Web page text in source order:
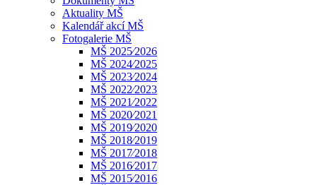
Aktuality MŠ
Kalendář akcí MŠ
Fotogalerie MŠ
MŠ 2025⁄2026
MŠ 2024⁄2025
MŠ 2023⁄2024
MŠ 2022⁄2023
MŠ 2021⁄2022
MŠ 2020⁄2021
MŠ 2019⁄2020
MŠ 2018⁄2019
MŠ 2017⁄2018
MŠ 2016⁄2017
MŠ 2015⁄2016